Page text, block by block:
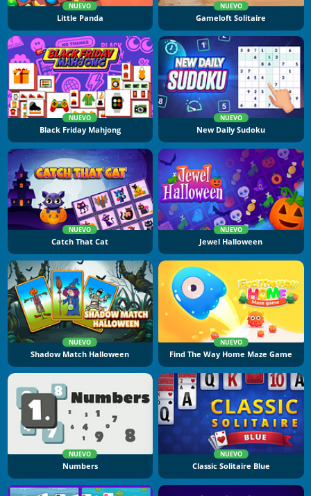
NUEVO
Little Panda
NUEVO
Gameloft Solitaire
NUEVO
Black Friday Mahjong
NUEVO
New Daily Sudoku
NUEVO
Catch That Cat
NUEVO
Jewel Halloween
NUEVO
Shadow Match Halloween
NUEVO
Find The Way Home Maze Game
NUEVO
Numbers
NUEVO
Classic Solitaire Blue